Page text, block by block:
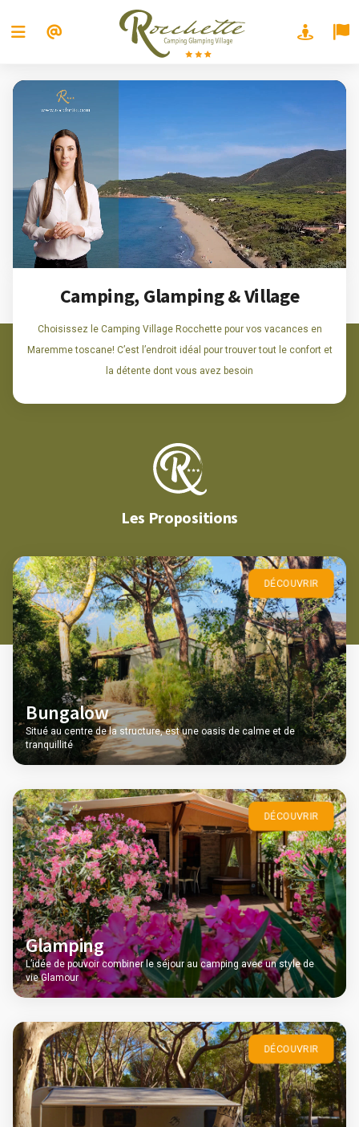
Camping, Glamping & Village
Choisissez le Camping Village Rocchette pour vos vacances en
Maremme toscane! C’est l’endroit idéal pour trouver tout le confort et
la détente dont vous avez besoin
Les Propositions
DÉCOUVRIR
Bungalow
Situé au centre de la structure, est une oasis de calme et de
tranquillité
DÉCOUVRIR
Glamping
L’idée de pouvoir combiner le séjour au camping avec un style de
vie Glamour
DÉCOUVRIR